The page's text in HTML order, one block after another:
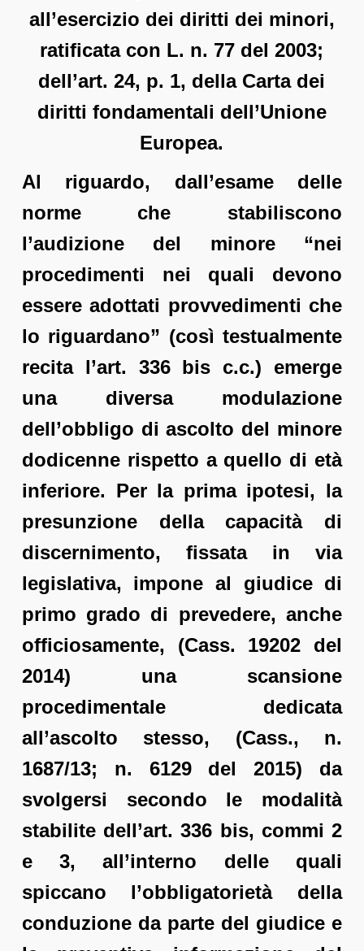
all’esercizio dei diritti dei minori,
ratificata con L. n. 77 del 2003;
dell’art. 24, p. 1, della Carta dei
diritti fondamentali dell’Unione
Europea.
Al riguardo, dall’esame delle
norme che stabiliscono
l’audizione del minore “nei
procedimenti nei quali devono
essere adottati provvedimenti che
lo riguardano” (così testualmente
recita l’art. 336 bis c.c.) emerge
una diversa modulazione
dell’obbligo di ascolto del minore
dodicenne rispetto a quello di età
inferiore. Per la prima ipotesi, la
presunzione della capacità di
discernimento, fissata in via
legislativa, impone al giudice di
primo grado di prevedere, anche
officiosamente, (Cass. 19202 del
2014) una scansione
procedimentale dedicata
all’ascolto stesso, (Cass., n.
1687/13; n. 6129 del 2015) da
svolgersi secondo le modalità
stabilite dell’art. 336 bis, commi 2
e 3, all’interno delle quali
spiccano l’obbligatorietà della
conduzione da parte del giudice e